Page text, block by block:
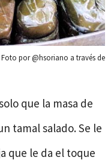
por @hsoriano a través de
que la masa de
tamal salado. Se le
que le da el toque